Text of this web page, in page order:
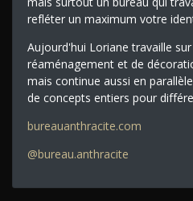
refléter un maximum votre
Aujourd'hui Loriane travaille
réaménagement et de
mais continue aussi en
de concepts entiers pour
bureauanthracite.com
@bureau.anthracite